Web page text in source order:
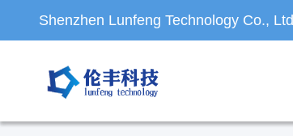
Shenzhen Lunfeng Technology Co., Ltd